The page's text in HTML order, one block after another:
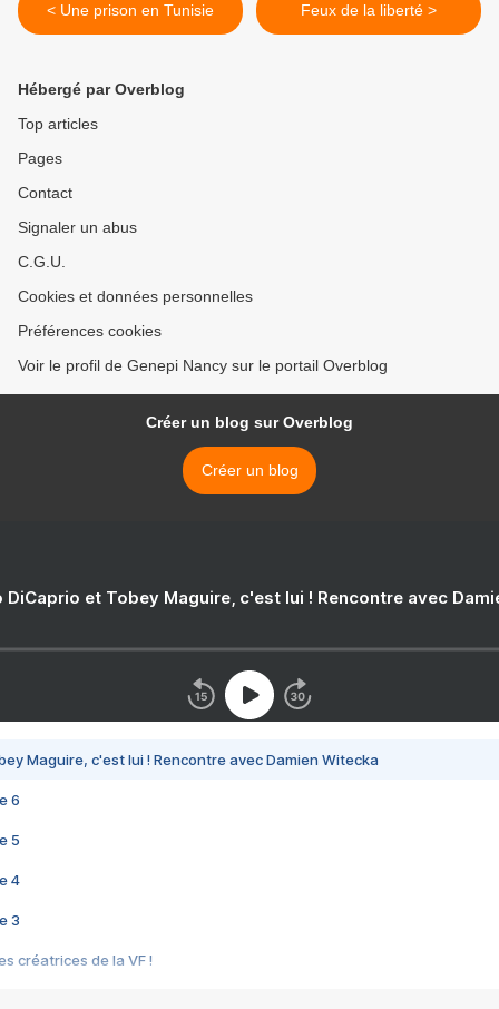
< Une prison en Tunisie Feux de la liberté >
Hébergé par Overblog
Top articles
Pages
Contact
Signaler un abus
C.G.U.
Cookies et données personnelles
Préférences cookies
Voir le profil de Genepi Nancy sur le portail Overblog
Créer un blog sur Overblog
Créer un blog
DiCaprio et Tobey Maguire, c'est lui ! Rencontre avec
Maguire, c'est lui ! Rencontre avec Damien Witecka
6
5
4
3
créatrices de la VF !